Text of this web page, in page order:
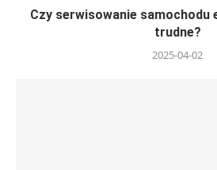
Czy serwisowanie
trudne?
2025-04-02